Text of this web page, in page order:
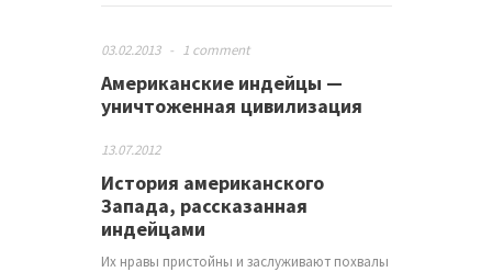
03.02.2013 - 1 comment
Американские индейцы —
уничтоженная цивилизация
13.07.2012
История американского
Запада, рассказанная
индейцами
Их нравы пристойны и заслуживают похвалы